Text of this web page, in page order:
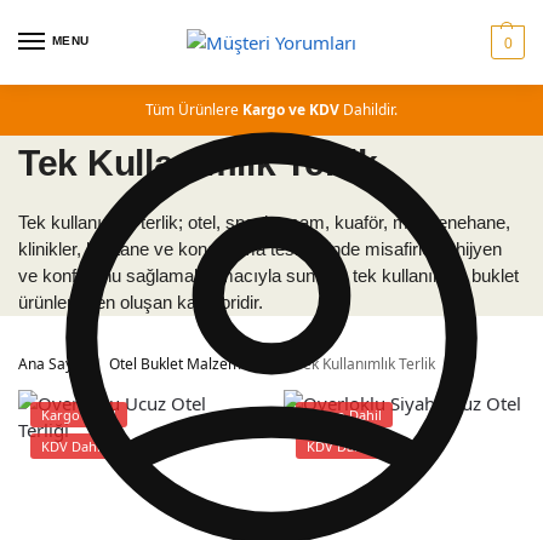
MENU 0
Tüm Ürünlere Kargo ve KDV Dahildir.
Tek Kullanımlık Terlik
Tek kullanımlık terlik; otel, spa, hamam, kuaför, muayenehane,
klinikler, hastane ve konaklama tesislerinde misafirlerin hijyen
ve konforunu sağlamak amacıyla sunulan tek kullanımlık buklet
ürünlerinden oluşan kategoridir.
Ana Sayfa / Otel Buklet Malzemeleri Tek Kullanımlık Terlik
Kargo Dahil
KDV Dahil
Kargo Dahil
KDV Dahil